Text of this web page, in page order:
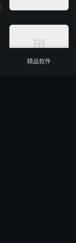
)
精品软件